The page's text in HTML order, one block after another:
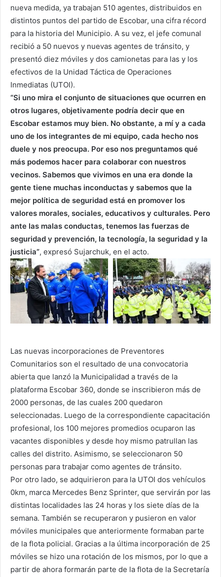
nueva medida, ya trabajan 510 agentes, distribuidos en
distintos puntos del partido de Escobar, una cifra récord
para la historia del Municipio. A su vez, el jefe comunal
recibió a 50 nuevos y nuevas agentes de tránsito, y
presentó diez móviles y dos camionetas para las y los
efectivos de la Unidad Táctica de Operaciones
Inmediatas (UTOI).
“Si uno mira el conjunto de situaciones que ocurren en
otros lugares, objetivamente podría decir que en
Escobar estamos muy bien. No obstante, a mí y a cada
uno de los integrantes de mi equipo, cada hecho nos
duele y nos preocupa. Por eso nos preguntamos qué
más podemos hacer para colaborar con nuestros
vecinos. Sabemos que vivimos en una era donde la
gente tiene muchas inconductas y sabemos que la
mejor política de seguridad está en promover los
valores morales, sociales, educativos y culturales. Pero
ante las malas conductas, tenemos las fuerzas de
seguridad y prevención, la tecnología, la seguridad y la
justicia”, expresó Sujarchuk, en el acto.
Las nuevas incorporaciones de Preventores
Comunitarios son el resultado de una convocatoria
abierta que lanzó la Municipalidad a través de la
plataforma Escobar 360, donde se inscribieron más de
2000 personas, de las cuales 200 quedaron
seleccionadas. Luego de la correspondiente capacitación
profesional, los 100 mejores promedios ocuparon las
vacantes disponibles y desde hoy mismo patrullan las
calles del distrito. Asimismo, se seleccionaron 50
personas para trabajar como agentes de tránsito.
Por otro lado, se adquirieron para la UTOI dos vehículos
0km, marca Mercedes Benz Sprinter, que servirán por las
distintas localidades las 24 horas y los siete días de la
semana. También se recuperaron y pusieron en valor
móviles municipales que anteriormente formaban parte
de la flota policial. Gracias a la última incorporación de 25
móviles se hizo una rotación de los mismos, por lo que a
partir de ahora formarán parte de la flota de la Secretaría